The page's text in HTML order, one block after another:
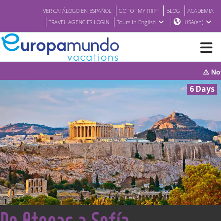
VER CATÁLOGO EN ESPAÑOL GO TO "MY TRIP" BLOG
ACADEMIA
TRAVEL AGENCIES LOGIN
Tours in English USA(en)
WHERE TO BUY
FEATURED
ABOUT US
⚠️ Notice: The
6 Days
<